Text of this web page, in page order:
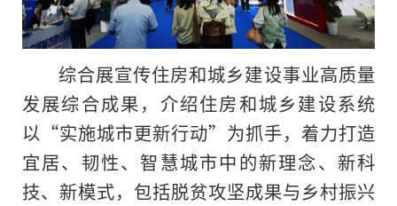
综合展宣传住房和城乡建设事业高质量
发展综合成果，介绍住房和城乡建设系统
以“实施城市更新行动”为抓手，着力打造
宜居、韧性、智慧城市中的新理念、新科
技、新模式，包括脱贫攻坚成果与乡村振兴